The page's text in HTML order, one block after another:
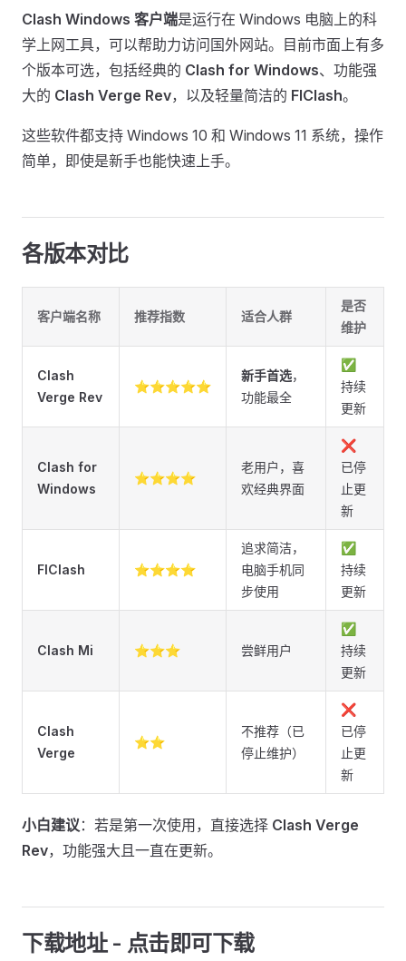
Clash Windows 客户端是运行在 Windows 电脑上的科
学上网工具，可以帮助力访问国外网站。目前市面上有多
个版本可选，包括经典的 Clash for Windows、功能强
大的 Clash Verge Rev，以及轻量简洁的 FlClash。
这些软件都支持 Windows 10 和 Windows 11 系统，操作
简单，即使是新手也能快速上手。
各版本对比
客户端名称 推荐指数 适合人群
是否
维护
Clash
Verge Rev
⭐⭐⭐⭐⭐
新手首选，
功能最全
✅
持续
更新
Clash for
Windows
⭐⭐⭐⭐
老用户，喜
欢经典界面
❌
已停
止更
新
FlClash ⭐⭐⭐⭐
追求简洁，
电脑手机同
步使用
✅
持续
更新
Clash Mi ⭐⭐⭐ 尝鲜用户
✅
持续
更新
Clash
Verge
⭐⭐
不推荐（已
停止维护）
❌
已停
止更
新
小白建议：若是第一次使用，直接选择 Clash Verge
Rev，功能强大且一直在更新。
下载地址 - 点击即可下载